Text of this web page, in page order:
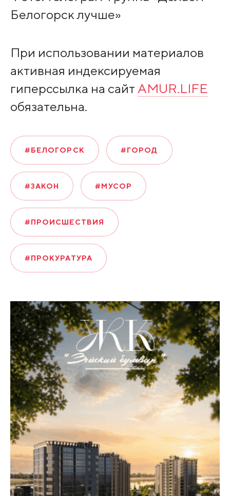
Белогорск лучше»
При использовании материалов
активная индексируемая
гиперссылка на сайт AMUR.LIFE
обязательна.
#БЕЛОГОРСК #ГОРОД
#ЗАКОН #МУСОР
#ПРОИСШЕСТВИЯ
#ПРОКУРАТУРА